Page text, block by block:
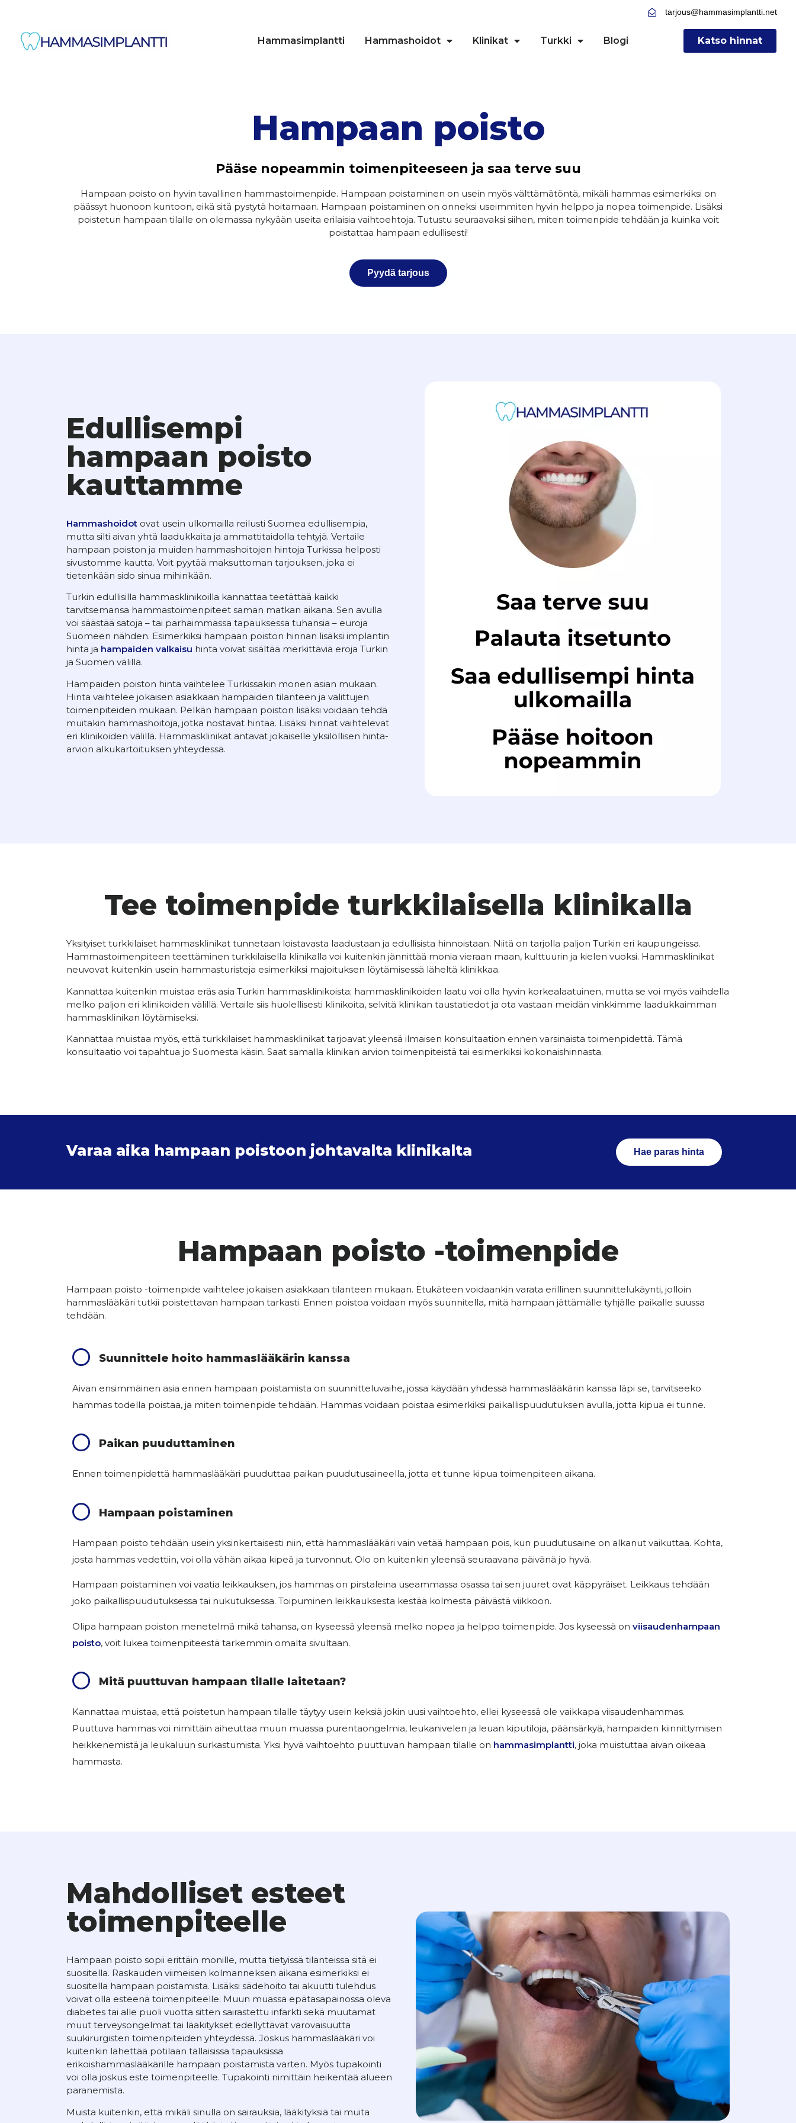
tarjous@hammasimplantti.net
Hammasimplantti Hammashoidot Klinikat Turkki Blogi Katso hinnat
Hampaan poisto
Pääse nopeammin toimenpiteeseen ja saa terve suu
Hampaan poisto on hyvin tavallinen hammastoimenpide. Hampaan poistaminen on usein myös välttämätöntä, mikäli hammas esimerkiksi on
päässyt huonoon kuntoon, eikä sitä pystytä hoitamaan. Hampaan poistaminen on onneksi useimmiten hyvin helppo ja nopea toimenpide. Lisäksi
poistetun hampaan tilalle on olemassa nykyään useita erilaisia vaihtoehtoja. Tutustu seuraavaksi siihen, miten toimenpide tehdään ja kuinka voit
poistattaa hampaan edullisesti!
Pyydä tarjous
Edullisempi
hampaan poisto
kauttamme
Hammashoidot ovat usein ulkomailla reilusti Suomea edullisempia,
mutta silti aivan yhtä laadukkaita ja ammattitaidolla tehtyjä. Vertaile
hampaan poiston ja muiden hammashoitojen hintoja Turkissa helposti
sivustomme kautta. Voit pyytää maksuttoman tarjouksen, joka ei
tietenkään sido sinua mihinkään.
Turkin edullisilla hammasklinikoilla kannattaa teetättää kaikki
tarvitsemansa hammastoimenpiteet saman matkan aikana. Sen avulla
voi säästää satoja – tai parhaimmassa tapauksessa tuhansia – euroja
Suomeen nähden. Esimerkiksi hampaan poiston hinnan lisäksi implantin
hinta ja hampaiden valkaisu hinta voivat sisältää merkittäviä eroja Turkin
ja Suomen välillä.
Hampaiden poiston hinta vaihtelee Turkissakin monen asian mukaan.
Hinta vaihtelee jokaisen asiakkaan hampaiden tilanteen ja valittujen
toimenpiteiden mukaan. Pelkän hampaan poiston lisäksi voidaan tehdä
muitakin hammashoitoja, jotka nostavat hintaa. Lisäksi hinnat vaihtelevat
eri klinikoiden välillä. Hammasklinikat antavat jokaiselle yksilöllisen hinta-
arvion alkukartoituksen yhteydessä.
Tee toimenpide turkkilaisella klinikalla
Yksityiset turkkilaiset hammasklinikat tunnetaan loistavasta laadustaan ja edullisista hinnoistaan. Niitä on tarjolla paljon Turkin eri kaupungeissa.
Hammastoimenpiteen teettäminen turkkilaisella klinikalla voi kuitenkin jännittää monia vieraan maan, kulttuurin ja kielen vuoksi. Hammasklinikat
neuvovat kuitenkin usein hammasturisteja esimerkiksi majoituksen löytämisessä läheltä klinikkaa.
Kannattaa kuitenkin muistaa eräs asia Turkin hammasklinikoista; hammasklinikoiden laatu voi olla hyvin korkealaatuinen, mutta se voi myös vaihdella
melko paljon eri klinikoiden välillä. Vertaile siis huolellisesti klinikoita, selvitä klinikan taustatiedot ja ota vastaan meidän vinkkimme laadukkaimman
hammasklinikan löytämiseksi.
Kannattaa muistaa myös, että turkkilaiset hammasklinikat tarjoavat yleensä ilmaisen konsultaation ennen varsinaista toimenpidettä. Tämä
konsultaatio voi tapahtua jo Suomesta käsin. Saat samalla klinikan arvion toimenpiteistä tai esimerkiksi kokonaishinnasta.
Varaa aika hampaan poistoon johtavalta klinikalta Hae paras hinta
Hampaan poisto -toimenpide
Hampaan poisto -toimenpide vaihtelee jokaisen asiakkaan tilanteen mukaan. Etukäteen voidaankin varata erillinen suunnittelukäynti, jolloin
hammaslääkäri tutkii poistettavan hampaan tarkasti. Ennen poistoa voidaan myös suunnitella, mitä hampaan jättämälle tyhjälle paikalle suussa
tehdään.
Suunnittele hoito hammaslääkärin kanssa
Aivan ensimmäinen asia ennen hampaan poistamista on suunnitteluvaihe, jossa käydään yhdessä hammaslääkärin kanssa läpi se, tarvitseeko
hammas todella poistaa, ja miten toimenpide tehdään. Hammas voidaan poistaa esimerkiksi paikallispuudutuksen avulla, jotta kipua ei tunne.
Paikan puuduttaminen
Ennen toimenpidettä hammaslääkäri puuduttaa paikan puudutusaineella, jotta et tunne kipua toimenpiteen aikana.
Hampaan poistaminen
Hampaan poisto tehdään usein yksinkertaisesti niin, että hammaslääkäri vain vetää hampaan pois, kun puudutusaine on alkanut vaikuttaa. Kohta,
josta hammas vedettiin, voi olla vähän aikaa kipeä ja turvonnut. Olo on kuitenkin yleensä seuraavana päivänä jo hyvä.
Hampaan poistaminen voi vaatia leikkauksen, jos hammas on pirstaleina useammassa osassa tai sen juuret ovat käppyräiset. Leikkaus tehdään
joko paikallispuudutuksessa tai nukutuksessa. Toipuminen leikkauksesta kestää kolmesta päivästä viikkoon.
Olipa hampaan poiston menetelmä mikä tahansa, on kyseessä yleensä melko nopea ja helppo toimenpide. Jos kyseessä on viisaudenhampaan
poisto, voit lukea toimenpiteestä tarkemmin omalta sivultaan.
Mitä puuttuvan hampaan tilalle laitetaan?
Kannattaa muistaa, että poistetun hampaan tilalle täytyy usein keksiä jokin uusi vaihtoehto, ellei kyseessä ole vaikkapa viisaudenhammas.
Puuttuva hammas voi nimittäin aiheuttaa muun muassa purentaongelmia, leukanivelen ja leuan kiputiloja, päänsärkyä, hampaiden kiinnittymisen
heikkenemistä ja leukaluun surkastumista. Yksi hyvä vaihtoehto puuttuvan hampaan tilalle on hammasimplantti, joka muistuttaa aivan oikeaa
hammasta.
Mahdolliset esteet
toimenpiteelle
Hampaan poisto sopii erittäin monille, mutta tietyissä tilanteissa sitä ei
suositella. Raskauden viimeisen kolmanneksen aikana esimerkiksi ei
suositella hampaan poistamista. Lisäksi sädehoito tai akuutti tulehdus
voivat olla esteenä toimenpiteelle. Muun muassa epätasapainossa oleva
diabetes tai alle puoli vuotta sitten sairastettu infarkti sekä muutamat
muut terveysongelmat tai lääkitykset edellyttävät varovaisuutta
suukirurgisten toimenpiteiden yhteydessä. Joskus hammaslääkäri voi
kuitenkin lähettää potilaan tällaisissa tapauksissa
erikoishammaslääkärille hampaan poistamista varten. Myös tupakointi
voi olla joskus este toimenpiteelle. Tupakointi nimittäin heikentää alueen
paranemista.
Muista kuitenkin, että mikäli sinulla on sairauksia, lääkityksiä tai muita